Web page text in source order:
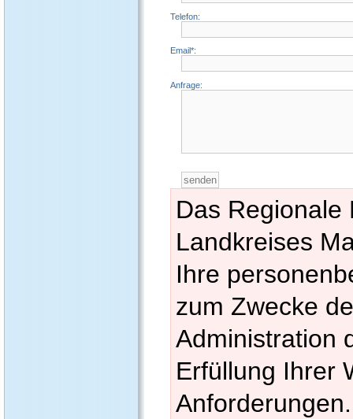
Telefon:
Email*:
Anfrage:
Das Regionale
Landkreises
Ihre
zum Zwecke
Administration
Erfüllung Ihrer